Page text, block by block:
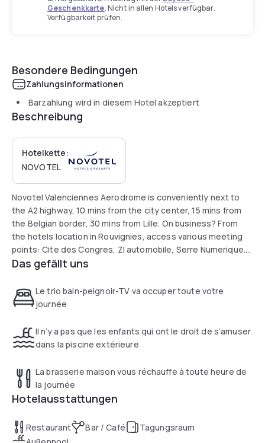
Geschenkkarte. Nicht in allen Hotels verfügbar.
Verfügbarkeit prüfen.
Besondere Bedingungen
Zahlungsinformationen
Barzahlung wird in diesem Hotel akzeptiert
Beschreibung
Hotelkette:
NOVOTEL
Novotel Valenciennes Aerodrome is conveniently next to
the A2 highway, 10 mins from the city center, 15 mins from
the Belgian border, 30 mins from Lille. On business? From
the hotels location in Rouvignies, access various meeting
points: Cite des Congres, ZI automobile, Serre Numerique.
Passing through Valenciennes? Enjoy the Museum of Fine
pool.
Das gefällt uns
Le trio bain-peignoir-TV va occuper toute votre
journée
Il n’y a pas que les enfants qui ont le droit de s’amuser
dans la piscine extérieure
La brasserie maison vous réchauffe à toute heure de
la journée
Hotelausstattungen
Restaurant Bar / Café
Tagungsraum